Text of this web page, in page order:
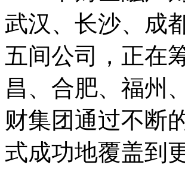
武汉、长沙、成
五间公司，正在
昌、合肥、福州
财集团通过不断
式成功地覆盖到